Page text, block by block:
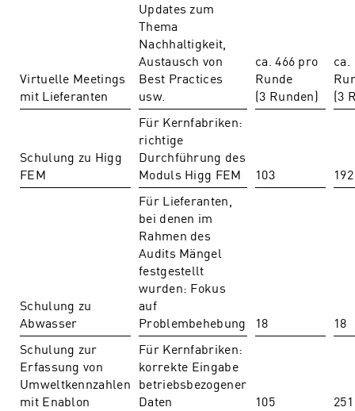
Virtuelle Meetings
mit Lieferanten
Updates zum
Thema
Nachhaltigkeit,
Austausch von
Best Practices
usw.
ca. 466 pro
Runde
(3 Runden)
ca.
(3
Schulung zu Higg
FEM
Für Kernfabriken:
richtige
Durchführung des
Moduls Higg FEM
103 192
Schulung zu
Abwasser
Für Lieferanten,
bei denen im
Rahmen des
Audits Mängel
festgestellt
wurden: Fokus
auf
Problembehebung
18
18
Schulung zur
Erfassung von
Umweltkennzahlen
mit Enablon
Für Kernfabriken:
korrekte Eingabe
betriebsbezogener
Daten
105 251